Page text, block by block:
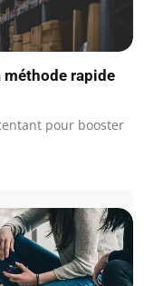
rapide
pour booster